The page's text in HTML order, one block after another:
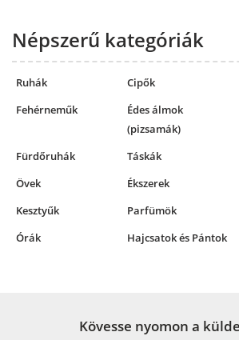
Népszerű kategóriák
Ruhák Cipők
Fehérneműk
Édes álmok
(pizsamák)
Fürdőruhák Táskák
Övek
Ékszerek
Kesztyűk
Parfümök
Órák
Hajcsatok és Pántok
Kövesse nyomon a